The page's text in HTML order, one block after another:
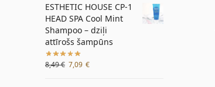
ESTHETIC HOUSE CP-1
HEAD SPA Cool Mint
Shampoo – dziļi
attīrošs šampūns
8,49€ 7,09 €